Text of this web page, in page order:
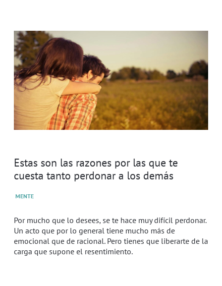
Estas son las razones por las que te
cuesta tanto perdonar a los demás
MENTE
Por mucho que lo desees, se te hace muy difícil perdonar.
Un acto que por lo general tiene mucho más de
emocional que de racional. Pero tienes que liberarte de la
carga que supone el resentimiento.